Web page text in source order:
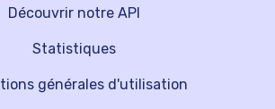
Découvrir notre API
Statistiques
générales d'utilisation